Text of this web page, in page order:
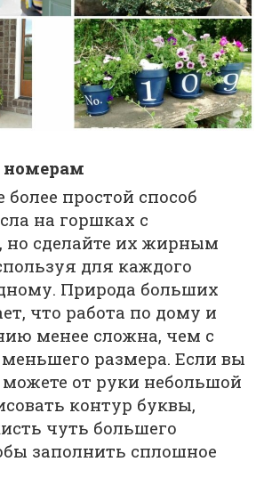
номерам
более простой способ
на горшках с
но сделайте их жирным
для каждого
Природа больших
что работа по дому и
менее сложна, чем с
размера. Если вы
от руки небольшой
контур буквы,
чуть большего
заполнить сплошное